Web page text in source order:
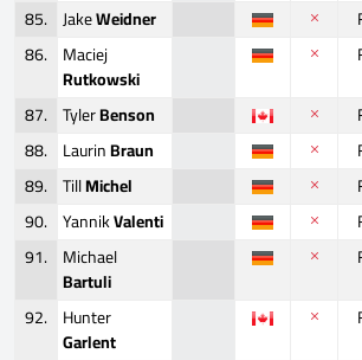
85. JakeWeidner
86. Maciej
Rutkowski
87. TylerBenson
88. LaurinBraun
89. TillMichel
90. YannikValenti
91. Michael
Bartuli
92. Hunter
Garlent